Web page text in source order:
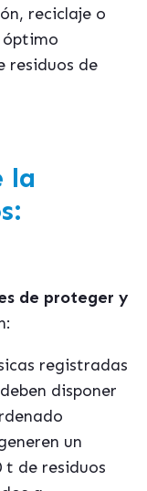
reciclaje o
óptimo
residuos de
la
de proteger y
registradas
disponer
un
t de residuos